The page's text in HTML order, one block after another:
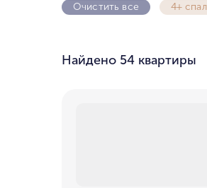
Очистить все 4+
Найдено 54 квартиры